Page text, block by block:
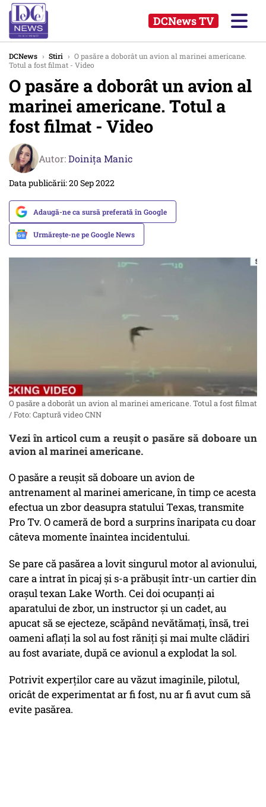
DCNews TV
DCNews › Stiri › O pasăre a doborât un avion al marinei americane.
Totul a fost filmat - Video
O pasăre a doborât un avion al
marinei americane. Totul a
fost filmat - Video
Autor:Doinița Manic
Data publicării: 20 Sep 2022
Adaugă-ne ca sursă preferată în Google
Urmărește-ne pe Google News
O pasăre a doborât un avion al marinei americane. Totul a fost filmat
/ Foto: Captură video CNN
Vezi în articol cum a reușit o pasăre să doboare un
avion al marinei americane.
O pasăre a reușit să doboare un avion de
antrenament al marinei americane, în timp ce acesta
efectua un zbor deasupra statului Texas, transmite
Pro Tv. O cameră de bord a surprins înaripata cu doar
câteva momente înaintea incidentului.
Se pare că pasărea a lovit singurul motor al avionului,
care a intrat în picaj și s-a prăbușit într-un cartier din
orașul texan Lake Worth. Cei doi ocupanți ai
aparatului de zbor, un instructor și un cadet, au
apucat să se ejecteze, scăpând nevătămați, însă, trei
oameni aflați la sol au fost răniți și mai multe clădiri
au fost avariate, după ce avionul a explodat la sol.
Potrivit experților care au văzut imaginile, pilotul,
oricât de experimentat ar fi fost, nu ar fi avut cum să
evite pasărea.